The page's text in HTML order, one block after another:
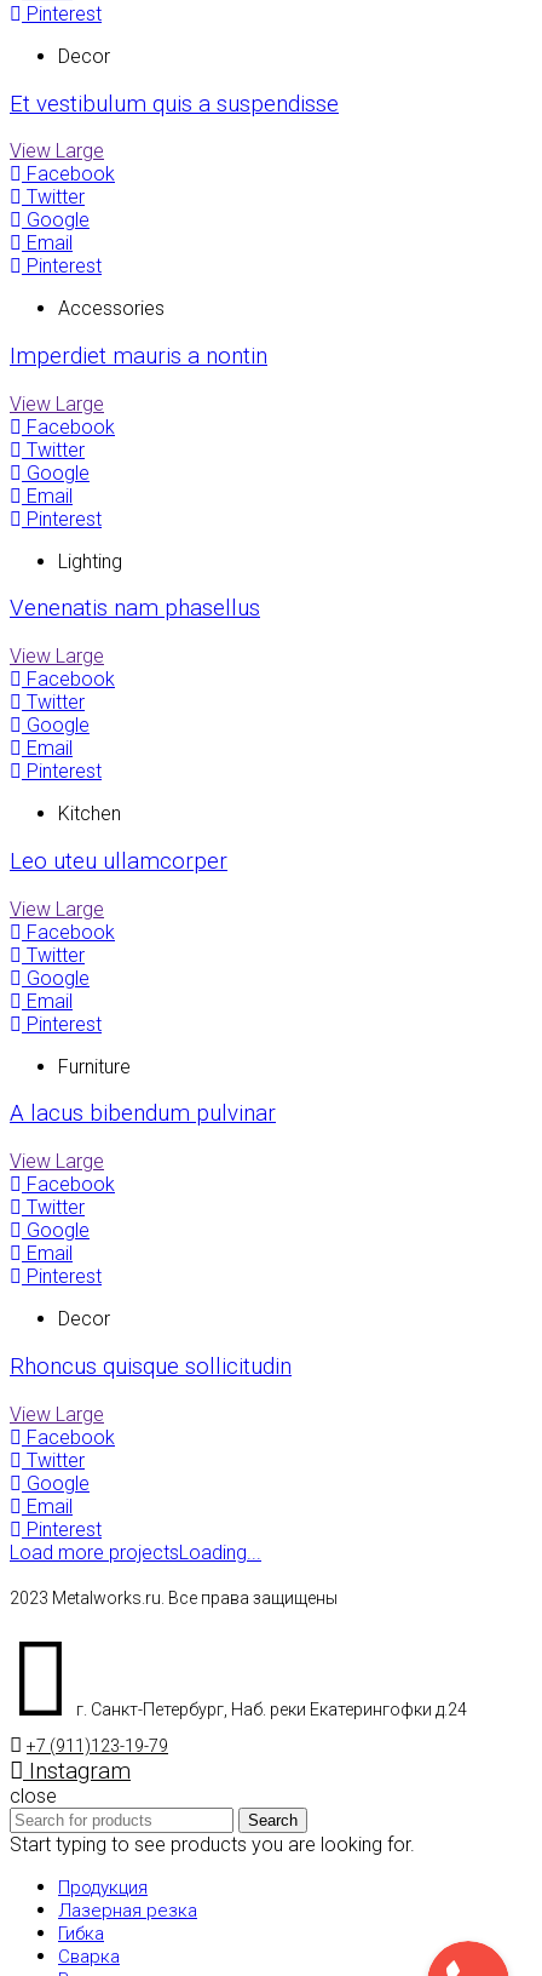
Pinterest
Decor
Et vestibulum quis a suspendisse
View Large
Facebook
Twitter
Google
Email
Pinterest
Accessories
Imperdiet mauris a nontin
View Large
Facebook
Twitter
Google
Email
Pinterest
Lighting
Venenatis nam phasellus
View Large
Facebook
Twitter
Google
Email
Pinterest
Kitchen
Leo uteu ullamcorper
View Large
Facebook
Twitter
Google
Email
Pinterest
Furniture
A lacus bibendum pulvinar
View Large
Facebook
Twitter
Google
Email
Pinterest
Decor
Rhoncus quisque sollicitudin
View Large
Facebook
Twitter
Google
Email
Pinterest
Load more projectsLoading...
2023 Metalworks.ru. Все права защищены
г. Санкт-Петербург, Наб. реки Екатерингофки д.24
+7 (911)123-19-79
Instagram
close
Search
Start typing to see products you are looking for.
Продукция
Лазерная резка
Гибка
Сварка